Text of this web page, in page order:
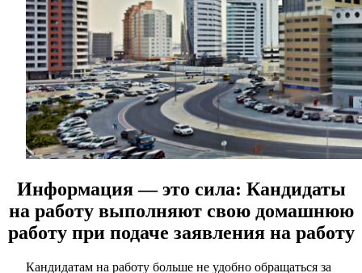
Информация — это сила: Кандидаты
на работу выполняют свою домашнюю
работу при подаче заявления на работу
Кандидатам на работу больше не удобно обращаться за